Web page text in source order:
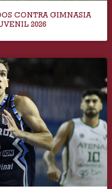
CONTRA GIMNASIA
2026